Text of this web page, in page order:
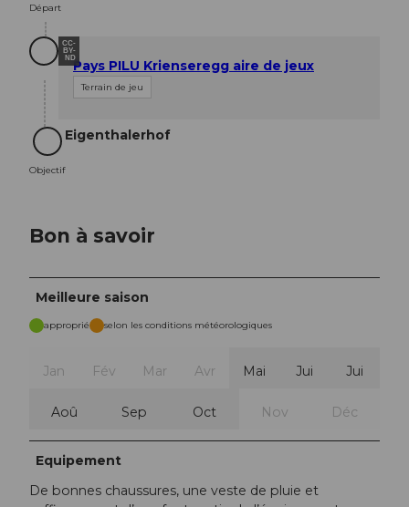
Départ
CC-
BY-
NDPays PILU Krienseregg aire de jeux
Terrain de jeu
Objectif
Objectif
Eigenthalerhof
Bon à savoir
Meilleure saison
approprié selon les conditions météorologiques
Jan Fév Mar Avr Mai Jui Jui
Aoû Sep Oct Nov Déc
Equipement
De bonnes chaussures, une veste de pluie et